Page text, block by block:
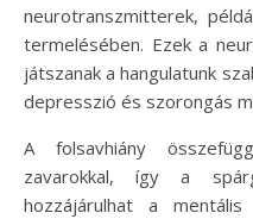
neurotranszmitterek,
termelésében. Ezek a
játszanak a hangulatunk
depresszió és szorongás
A folsavhiány
zavarokkal, így a
hozzájárulhat a